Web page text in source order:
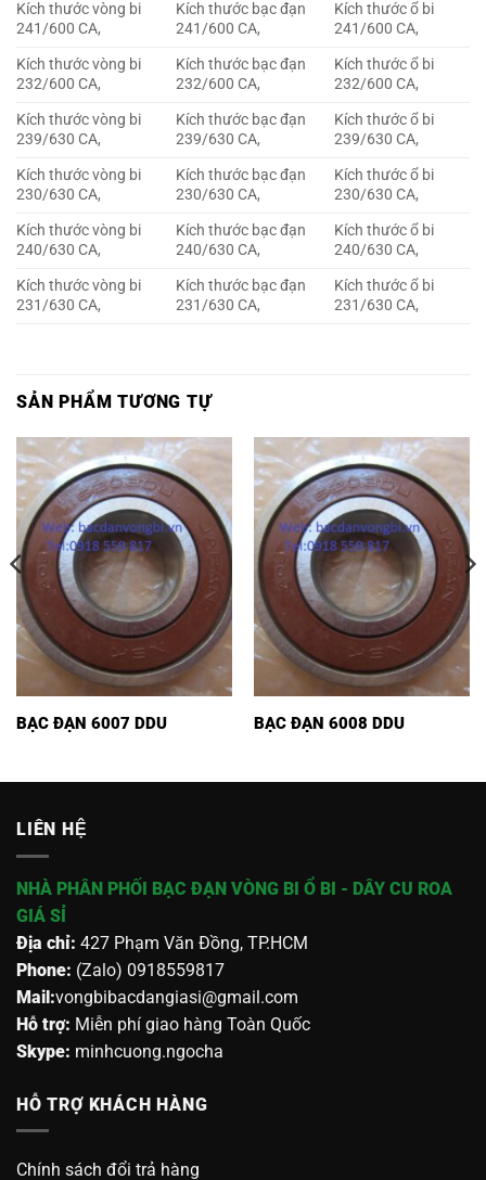
Kích thước vòng bi
241/600 CA,
Kích thước bạc đạn
241/600 CA,
Kích thước ổ bi
241/600 CA,
Kích thước vòng bi
232/600 CA,
Kích thước bạc đạn
232/600 CA,
Kích thước ổ bi
232/600 CA,
Kích thước vòng bi
239/630 CA,
Kích thước bạc đạn
239/630 CA,
Kích thước ổ bi
239/630 CA,
Kích thước vòng bi
230/630 CA,
Kích thước bạc đạn
230/630 CA,
Kích thước ổ bi
230/630 CA,
Kích thước vòng bi
240/630 CA,
Kích thước bạc đạn
240/630 CA,
Kích thước ổ bi
240/630 CA,
Kích thước vòng bi
231/630 CA,
Kích thước bạc đạn
231/630 CA,
Kích thước ổ bi
231/630 CA,
SẢN PHẨM TƯƠNG TỰ
BẠC ĐẠN 6007 DDU BẠC ĐẠN 6008 DDU
LIÊN HỆ
NHÀ PHÂN PHỐI BẠC ĐẠN VÒNG BI Ổ BI - DÂY CU ROA
GIÁ SỈ
Địa chỉ: 427 Phạm Văn Đồng, TP.HCM
Phone: (Zalo) 0918559817
Mail:vongbibacdangiasi@gmail.com
Hỗ trợ: Miễn phí giao hàng Toàn Quốc
Skype: minhcuong.ngocha
HỖ TRỢ KHÁCH HÀNG
Chính sách đổi trả hàng